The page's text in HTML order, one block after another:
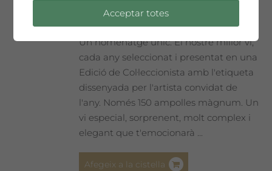
SAÓ EXPRESSIU 2021
Un homenatge únic. El nostre millor vi,
cada any seleccionat i presentat en una
Edició de Col·leccionista amb l'etiqueta
dissenyada per l'artista convidat de
l'any. Només 150 ampolles màgnum. Un
vi especial, sorprenent, molt complex i
elegant que t'emocionarà ...
Afegeix a la cistella
Acceptar totes